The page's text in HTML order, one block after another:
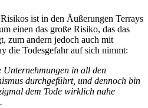
ist in den Äußerungen Terrays
einen das große Risiko, das das
zum andern jedoch auch mit
die Todesgefahr auf sich nimmt:
Unternehmungen in all den
durchgeführt, und dennoch bin
dem Tode wirklich nahe